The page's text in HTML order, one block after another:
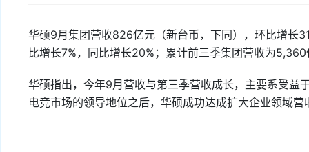
华硕9月集团营收826亿元（新台币，下同），环比增长
比增长7%，同比增长20%；累计前三季集团营收为
华硕指出，今年9月营收与第三季营收成长，主要系受益
电竞市场的领导地位之后，华硕成功达成扩大企业领域